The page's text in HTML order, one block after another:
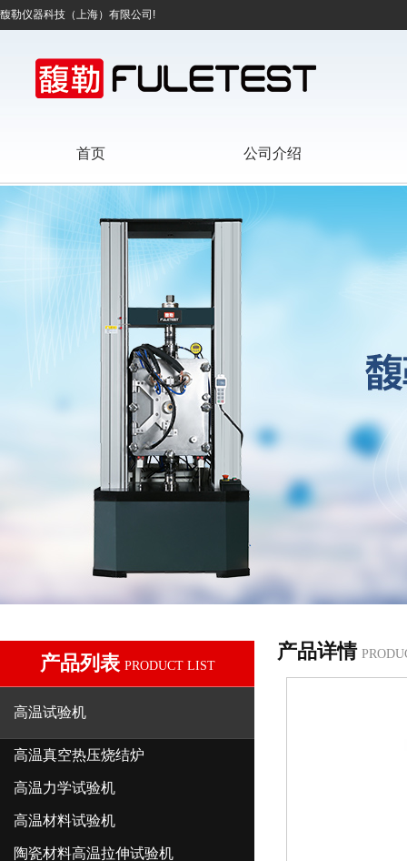
馥勒仪器科技（上海）有限公司!
首页 公司介绍
产品列表 PRODUCT LIST
高温试验机
高温真空热压烧结炉
高温力学试验机
高温材料试验机
陶瓷材料高温拉伸试验机
产品详情